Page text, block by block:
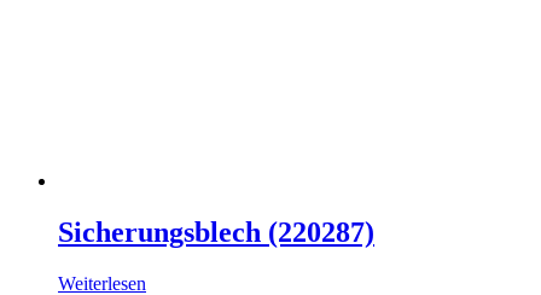
Sicherungsblech (220287)
Weiterlesen